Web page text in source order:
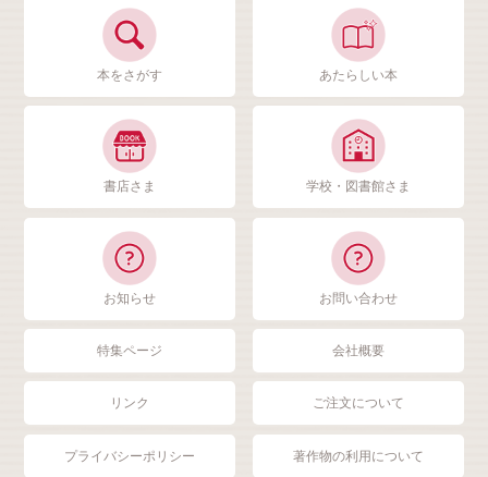
本をさがす あたらしい本
書店さま 学校・図書館さま
お知らせ お問い合わせ
特集ページ 会社概要
リンク ご注文について
プライバシーポリシー 著作物の利用について